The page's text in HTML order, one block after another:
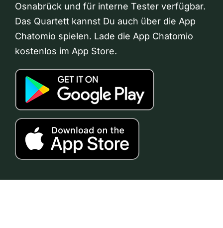
Osnabrück und für interne Tester verfügbar.
Das Quartett kannst Du auch über die App
Chatomio spielen. Lade die App Chatomio
kostenlos im App Store.